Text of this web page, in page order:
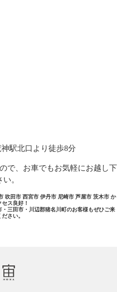
駅北口より徒歩8分
で、お車でもお気軽にお越し下
い。
吹田市 西宮市 伊丹市 尼崎市 芦屋市 茨木市 か
セス良好！
三田市・川辺郡猪名川町のお客様もぜひご来
ださい。